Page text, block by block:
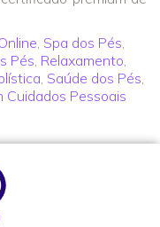
Spa dos Pés
Pés Relaxamento
Saúde dos Pés
Cuidados Pessoais